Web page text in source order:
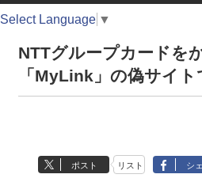
Select Language ▼
NTTグループカードを
「MyLink」の偽サイ
ポスト リスト シ